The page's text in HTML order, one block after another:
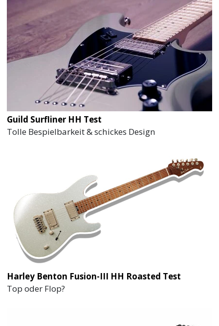
Guild Surfliner HH Test
Tolle Bespielbarkeit & schickes Design
Harley Benton Fusion-III HH Roasted Test
Top oder Flop?